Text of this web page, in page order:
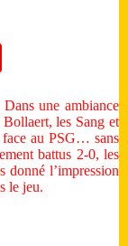
une ambiance
les Sang et
face au PSG… sans
battus 2-0, les
donné l’impression
le jeu.